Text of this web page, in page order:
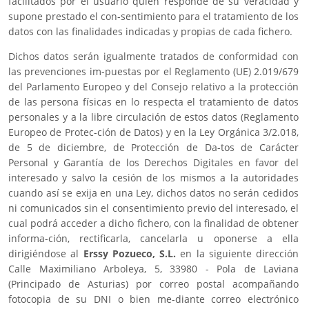
supone prestado el con-sentimiento para el tratamiento de los
datos con las finalidades indicadas y propias de cada fichero.
Dichos datos serán igualmente tratados de conformidad con
las prevenciones im-puestas por el Reglamento (UE) 2.019/679
del Parlamento Europeo y del Consejo relativo a la protección
de las persona físicas en lo respecta el tratamiento de datos
personales y a la libre circulación de estos datos (Reglamento
Europeo de Protec-ción de Datos) y en la Ley Orgánica 3/2.018,
de 5 de diciembre, de Protección de Da-tos de Carácter
Personal y Garantía de los Derechos Digitales en favor del
interesado y salvo la cesión de los mismos a la autoridades
cuando así se exija en una Ley, dichos datos no serán cedidos
ni comunicados sin el consentimiento previo del interesado, el
cual podrá acceder a dicho fichero, con la finalidad de obtener
informa-ción, rectificarla, cancelarla u oponerse a ella
dirigiéndose al Erssy Pozueco, S.L. en la siguiente dirección
Calle Maximiliano Arboleya, 5, 33980 - Pola de Laviana
(Principado de Asturias) por correo postal acompañando
fotocopia de su DNI o bien me-diante correo electrónico